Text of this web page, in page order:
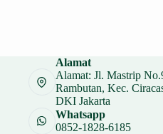
Alamat
Alamat: Jl. Mastrip
Rambutan, Kec.
DKI Jakarta
Whatsapp
0852-1828-6185